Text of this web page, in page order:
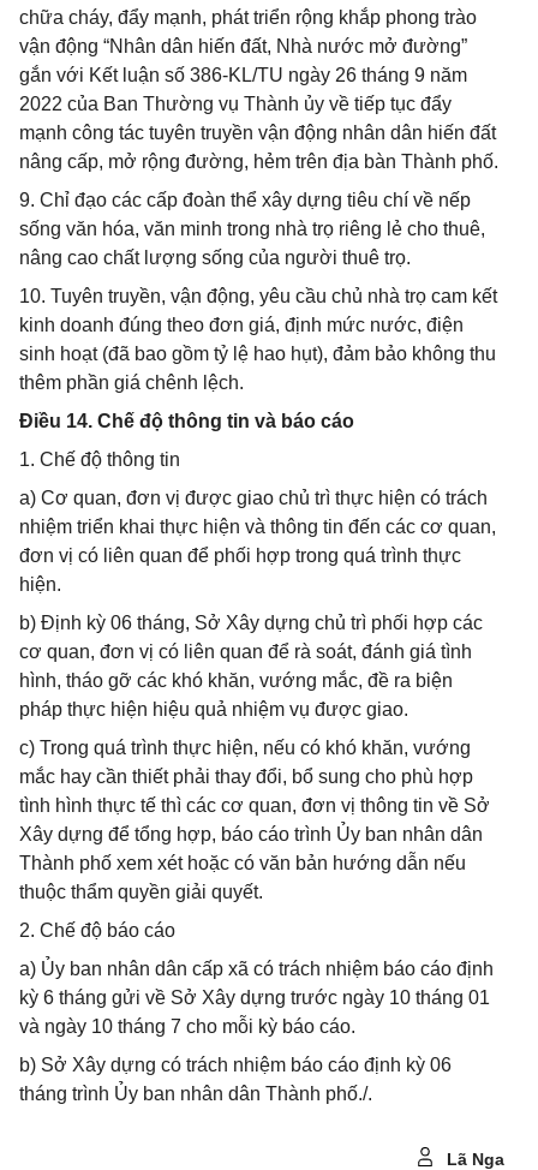
chữa cháy, đẩy mạnh, phát triển rộng khắp phong trào
vận động “Nhân dân hiến đất, Nhà nước mở đường”
gắn với Kết luận số 386-KL/TU ngày 26 tháng 9 năm
2022 của Ban Thường vụ Thành ủy về tiếp tục đẩy
mạnh công tác tuyên truyền vận động nhân dân hiến đất
nâng cấp, mở rộng đường, hẻm trên địa bàn Thành phố.
9. Chỉ đạo các cấp đoàn thể xây dựng tiêu chí về nếp
sống văn hóa, văn minh trong nhà trọ riêng lẻ cho thuê,
nâng cao chất lượng sống của người thuê trọ.
10. Tuyên truyền, vận động, yêu cầu chủ nhà trọ cam kết
kinh doanh đúng theo đơn giá, định mức nước, điện
sinh hoạt (đã bao gồm tỷ lệ hao hụt), đảm bảo không thu
thêm phần giá chênh lệch.
Điều 14. Chế độ thông tin và báo cáo
1. Chế độ thông tin
a) Cơ quan, đơn vị được giao chủ trì thực hiện có trách
nhiệm triển khai thực hiện và thông tin đến các cơ quan,
đơn vị có liên quan để phối hợp trong quá trình thực
hiện.
b) Định kỳ 06 tháng, Sở Xây dựng chủ trì phối hợp các
cơ quan, đơn vị có liên quan để rà soát, đánh giá tình
hình, tháo gỡ các khó khăn, vướng mắc, đề ra biện
pháp thực hiện hiệu quả nhiệm vụ được giao.
c) Trong quá trình thực hiện, nếu có khó khăn, vướng
mắc hay cần thiết phải thay đổi, bổ sung cho phù hợp
tình hình thực tế thì các cơ quan, đơn vị thông tin về Sở
Xây dựng để tổng hợp, báo cáo trình Ủy ban nhân dân
Thành phố xem xét hoặc có văn bản hướng dẫn nếu
thuộc thẩm quyền giải quyết.
2. Chế độ báo cáo
a) Ủy ban nhân dân cấp xã có trách nhiệm báo cáo định
kỳ 6 tháng gửi về Sở Xây dựng trước ngày 10 tháng 01
và ngày 10 tháng 7 cho mỗi kỳ báo cáo.
b) Sở Xây dựng có trách nhiệm báo cáo định kỳ 06
tháng trình Ủy ban nhân dân Thành phố./.
Lã Nga